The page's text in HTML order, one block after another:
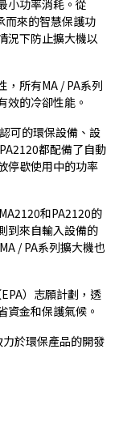
小功率消耗。從
而來的智慧保護功
況下防止擴大機以
，所有MA / PA系列
效的冷卻性能。
可的環保設備、設
都配備了自動
停歇使用中的功率
和PA2120的
到來自輸入設備的
/ PA系列擴大機也
）志願計劃，透
資金和保護氣候。
於環保產品的開發